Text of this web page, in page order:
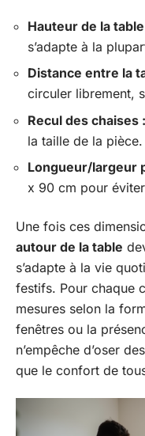
Hauteur de la
s’adapte à la
Distance entre la
circuler librement,
Recul des chaises :
la taille de la pièce.
Longueur/largeur
x 90 cm pour
Une fois ces
autour de la table
s’adapte à la vie
festifs. Pour chaque
mesures selon la
fenêtres ou la
n’empêche d’oser
que le confort de